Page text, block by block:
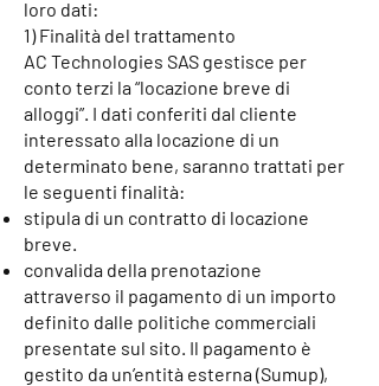
loro dati:
1) Finalità del trattamento
AC Technologies SAS gestisce per
conto terzi la “locazione breve di
alloggi”. I dati conferiti dal cliente
interessato alla locazione di un
determinato bene, saranno trattati per
le seguenti finalità:
stipula di un contratto di locazione
breve.
convalida della prenotazione
attraverso il pagamento di un importo
definito dalle politiche commerciali
presentate sul sito. Il pagamento è
gestito da un’entità esterna (Sumup),